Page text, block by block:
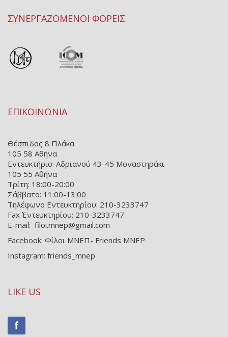
ΣΥΝΕΡΓΑΖΟΜΕΝΟΙ ΦΟΡΕΙΣ
ΕΠΙΚΟΙΝΩΝΙΑ
Θέσπιδος 8 Πλάκα
105 58 Αθήνα
Εντευκτήριο: Αδριανού 43-45 Μοναστηράκι
105 55 Αθήνα
Τρίτη: 18:00-20:00
Σάββατο: 11:00-13:00
Τηλέφωνο Εντευκτηρίου: 210-3233747
Fax Έντευκτηρίου: 210-3233747
E-mail: filoi.mnep@gmail.com
Facebook: Φίλοι ΜΝΕΠ- Friends MNEP
Instagram: friends_mnep
LIKE US